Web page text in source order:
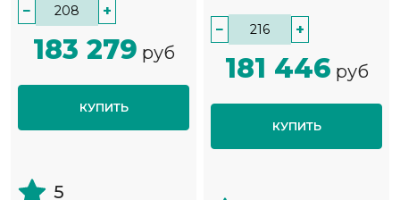
− +
183 279 руб
КУПИТЬ
5
− +
181 446 руб
КУПИТЬ